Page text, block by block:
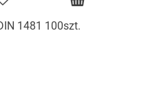
1481 100szt.